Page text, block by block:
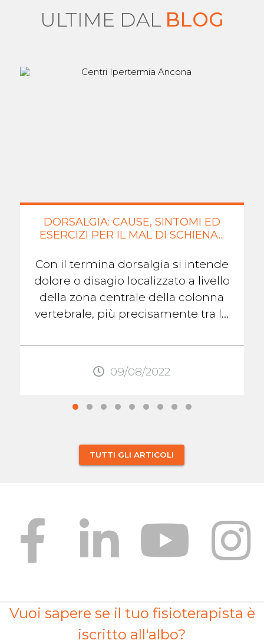
ULTIME DAL BLOG
DORSALGIA: CAUSE, SINTOMI ED
ESERCIZI PER IL MAL DI SCHIENA...
Con il termina dorsalgia si intende
dolore o disagio localizzato a livello
della zona centrale della colonna
vertebrale, più precisamente tra le
quello ...
09/08/2022
TUTTI GLI ARTICOLI
Vuoi sapere se il tuo fisioterapista è
iscritto all'albo?